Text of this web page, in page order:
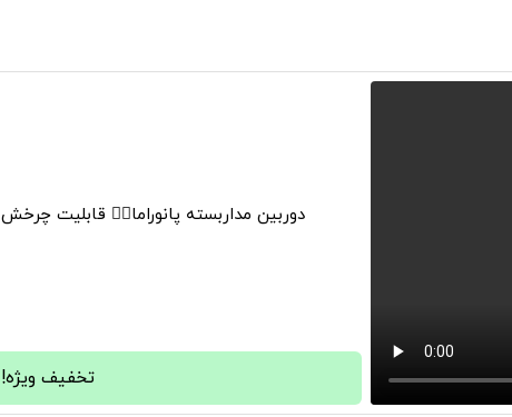
دوربین مداربسته پانوراما👈🏻 قابلیت چرخش 360°و سازگار با اندروید و ios
تخفیف ویژه!